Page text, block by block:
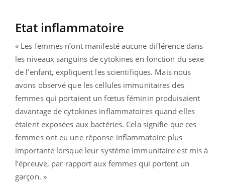
Etat inflammatoire
« Les femmes n’ont manifesté aucune différence dans
les niveaux sanguins de cytokines en fonction du sexe
de l’enfant, expliquent les scientifiques. Mais nous
avons observé que les cellules immunitaires des
femmes qui portaient un fœtus féminin produisaient
davantage de cytokines inflammatoires quand elles
étaient exposées aux bactéries. Cela signifie que ces
femmes ont eu une réponse inflammatoire plus
importante lorsque leur système immunitaire est mis à
l’épreuve, par rapport aux femmes qui portent un
garçon. »